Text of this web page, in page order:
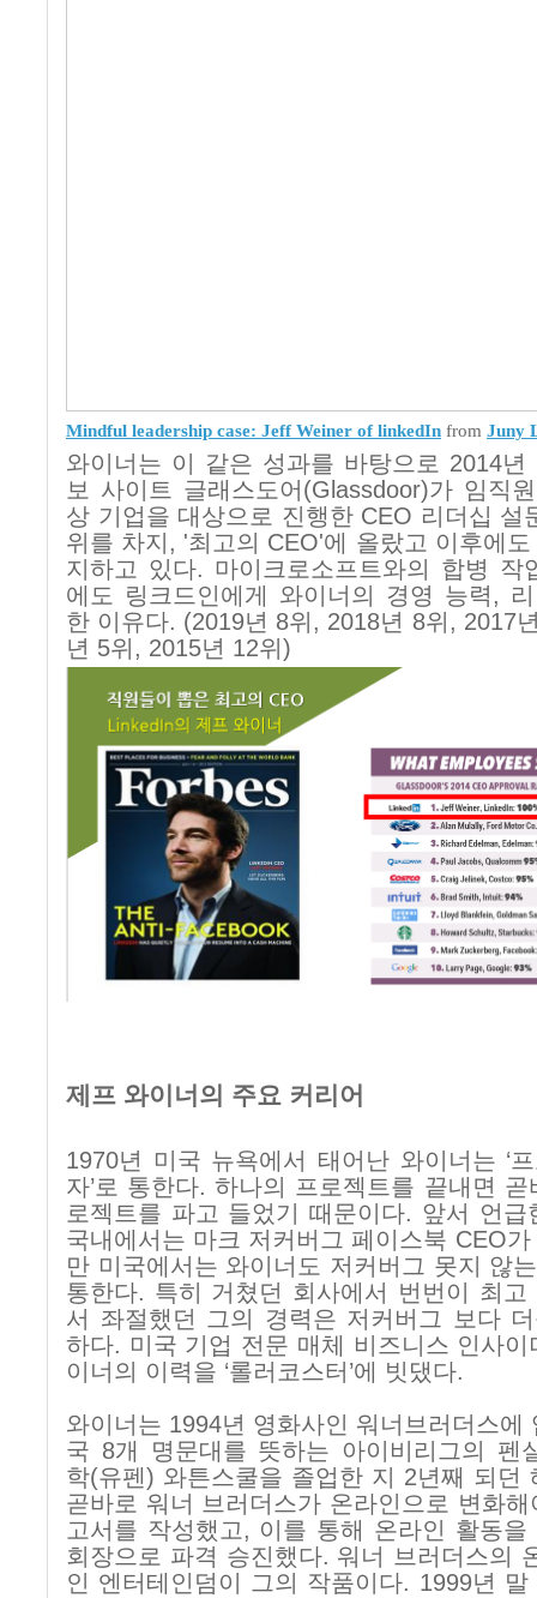
Mindful leadership case: Jeff Weiner of linkedIn from Juny
와이너는 이 같은 성과를 바탕으로 2014년
보 사이트 글래스도어 (Glassdoor)가 임직원
상 기업을 대상으로 진행한CEO 리더십 설
위를 차지 , '최고의 CEO'에 올랐고 이후에
지하고 있다. 마이크로소프트와의 합병 작
에도 링크드인에게 와이너의 경영 능력 ,
한 이유다. (2019년 8위 , 2018년 8위 , 2017
년 5위 , 2015년 12위 )
제프 와이너의 주요 커리어
1970년 미국 뉴욕에서 태어난 와이너는 ‘
자’로 통한다.하나의 프로젝트를 끝내면 곧
로젝트를 파고 들었기 때문이다. 앞서 언급
국내에서는 마크 저커버그 페이스북 CEO가
만 미국에서는 와이너도 저커버그 못지 않
통한다. 특히 거쳤던 회사에서 번번이 최고
서 좌절했던 그의 경력은 저커버그 보다
하다. 미국 기업 전문 매체 비즈니스 인사
이너의 이력을 ‘롤러코스터’에 빗댔다.
와이너는 1994년 영화사인 워너브러더스에
국 8개 명문대를 뜻하는 아이비리그의 펜
학(유펜 ) 와튼스쿨을 졸업한 지 2년째 되던
곧바로 워너 브러더스가 온라인으로 변화
고서를 작성했고 , 이를 통해 온라인 활동을
회장으로 파격 승진했다. 워너 브러더스의
인 엔터테인덤이 그의 작품이다. 1999년 말